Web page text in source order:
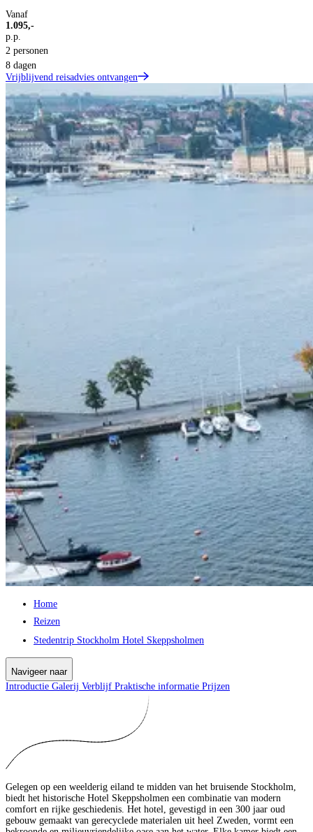
Vanaf
1.095,-
p.p.
2 personen
8 dagen
Vrijblijvend reisadvies ontvangen
Home
Reizen
Stedentrip Stockholm Hotel Skeppsholmen
Navigeer naar
Introductie Galerij Verblijf Praktische informatie Prijzen
Gelegen op een weelderig eiland te midden van het bruisende Stockholm,
biedt het historische Hotel Skeppsholmen een combinatie van modern
comfort en rijke geschiedenis. Het hotel, gevestigd in een 300 jaar oud
gebouw gemaakt van gerecyclede materialen uit heel Zweden, vormt een